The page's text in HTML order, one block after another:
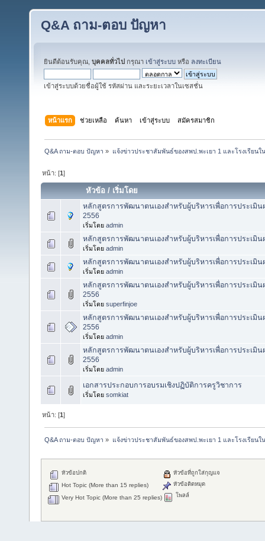
Q&A ถาม-ตอบ ปัญหา
ยินดีต้อนรับคุณ, บุคคลทั่วไป กรุณา เข้าสู่ระบบ หรือ ลงทะเบียน
เข้าสู่ระบบด้วยชื่อผู้ใช้ รหัสผ่าน และระยะเวลาในเซสชั่น
หน้าแรก ช่วยเหลือ ค้นหา เข้าสู่ระบบ สมัครสมาชิก
Q&A ถาม-ตอบ ปัญหา » แจ้งข่าวประชาสัมพันธ์ของสพป.พะเยา 1 และโรงเรียนใ
หน้า: [1]
หัวข้อ / เริ่มโดย
หลักสูตรการพัฒนาตนเองสำหรับผู้บริหารเพื่อการประเมิ
2556
เริ่มโดย admin
หลักสูตรการพัฒนาตนเองสำหรับผู้บริหารเพื่อการประเมิน
เริ่มโดย admin
หลักสูตรการพัฒนาตนเองสำหรับผู้บริหารเพื่อการประเมิน
เริ่มโดย admin
หลักสูตรการพัฒนาตนเองสำหรับผู้บริหารเพื่อการประเมิ
2556
เริ่มโดย superfinjoe
หลักสูตรการพัฒนาตนเองสำหรับผู้บริหารเพื่อการประเมิ
2556
เริ่มโดย admin
หลักสูตรการพัฒนาตนเองสำหรับผู้บริหารเพื่อการประเมิ
2556
เริ่มโดย admin
เอกสารประกอบการอบรมเชิงปฏิบัติการครูวิชาการ
เริ่มโดย somkiat
หน้า: [1]
Q&A ถาม-ตอบ ปัญหา » แจ้งข่าวประชาสัมพันธ์ของสพป.พะเยา 1 และโรงเรียนใ
หัวข้อปกติ
Hot Topic (More than 15 replies)
Very Hot Topic (More than 25 replies)
หัวข้อที่ถูกใส่กุญแจ
หัวข้อติดหมุด
โพลล์